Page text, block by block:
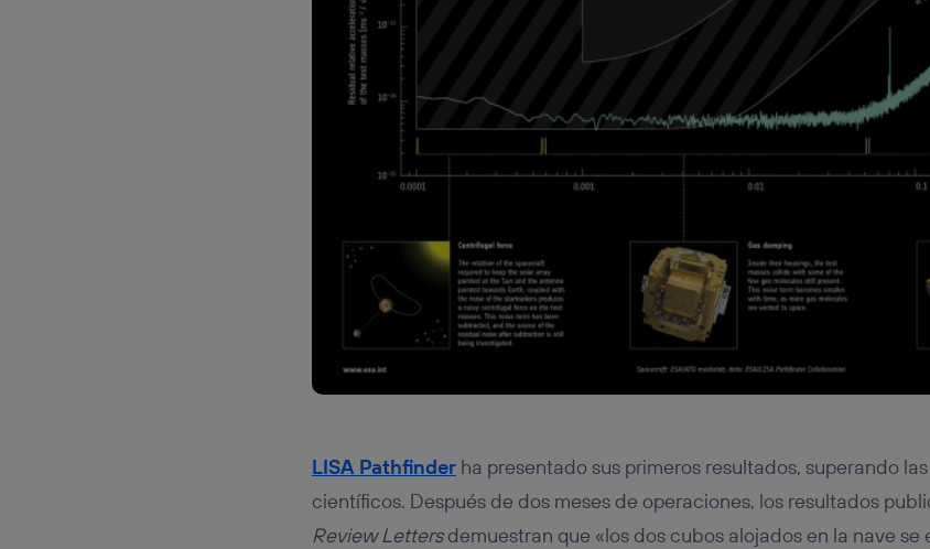
LISA Pathfinderha presentado sus primeros resultados, superando
científicos. Después de dos meses de operaciones, los resultados
Review Lettersdemuestran que «los dos cubos alojados en la nave